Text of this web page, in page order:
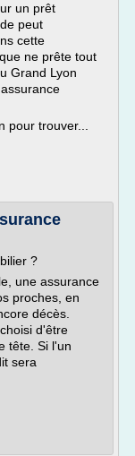
un prêt
peut
cette
ne prête tout
Grand Lyon
pour trouver...
?
une assurance
proches, en
décès.
d'être
tête. Si l'un
sera